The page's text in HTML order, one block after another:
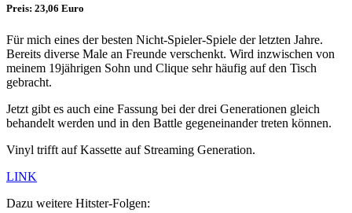
Preis: 23,06 Euro
Für mich eines der besten Nicht-Spieler-Spiele der letzten Jahre.
Bereits diverse Male an Freunde verschenkt. Wird inzwischen von
meinem 19jährigen Sohn und Clique sehr häufig auf den Tisch
gebracht.
Jetzt gibt es auch eine Fassung bei der drei Generationen gleich
behandelt werden und in den Battle gegeneinander treten können.
Vinyl trifft auf Kassette auf Streaming Generation.
LINK
Dazu weitere Hitster-Folgen: